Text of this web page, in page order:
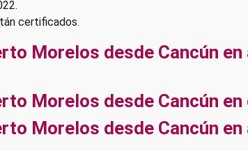
certificados.
Morelos desde Cancún
Morelos desde Cancún
Morelos desde Cancún en